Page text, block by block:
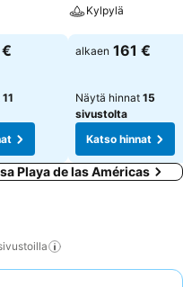
11
Kylpylä
Katso hinnat
alkaen 161 €
Näytä hinnat 15
sivustolta
Katso hinnat
Playa de las Américas